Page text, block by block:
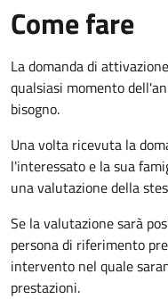
Come fare
La domanda di
qualsiasi momento
bisogno.
Una volta ricevuta la
l'interessato e la sua
una valutazione della
Se la valutazione sarà
persona di riferimento
intervento nel quale
prestazioni.